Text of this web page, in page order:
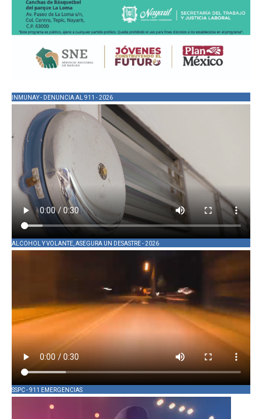
INMUNAY - DENUNCIA AL 911 - 2026
ALCOHOL Y VOLANTE, ASEGURA UN DESASTRE - 2026
SSPC - 911 EMERGENCIAS